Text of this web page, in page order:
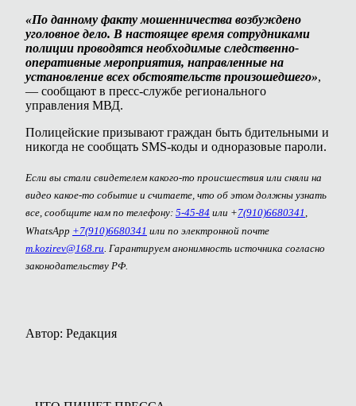
«По данному факту мошенничества возбуждено
уголовное дело. В настоящее время сотрудниками
полиции проводятся необходимые следственно-
оперативные мероприятия, направленные на
установление всех обстоятельств произошедшего»,
— сообщают в пресс-службе регионального
управления МВД.
Полицейские призывают граждан быть бдительными и
никогда не сообщать SMS‑коды и одноразовые пароли.
Если вы стали свидетелем какого-то происшествия или сняли на
видео какое-то событие и считаете, что об этом должны узнать
все, сообщите нам по телефону: 5-45-84 или +7(910)6680341 ,
WhatsApp +7(910)6680341 или по электронной почте
m.kozirev@168.ru . Гарантируем анонимность источника согласно
законодательству РФ.
Автор: Редакция